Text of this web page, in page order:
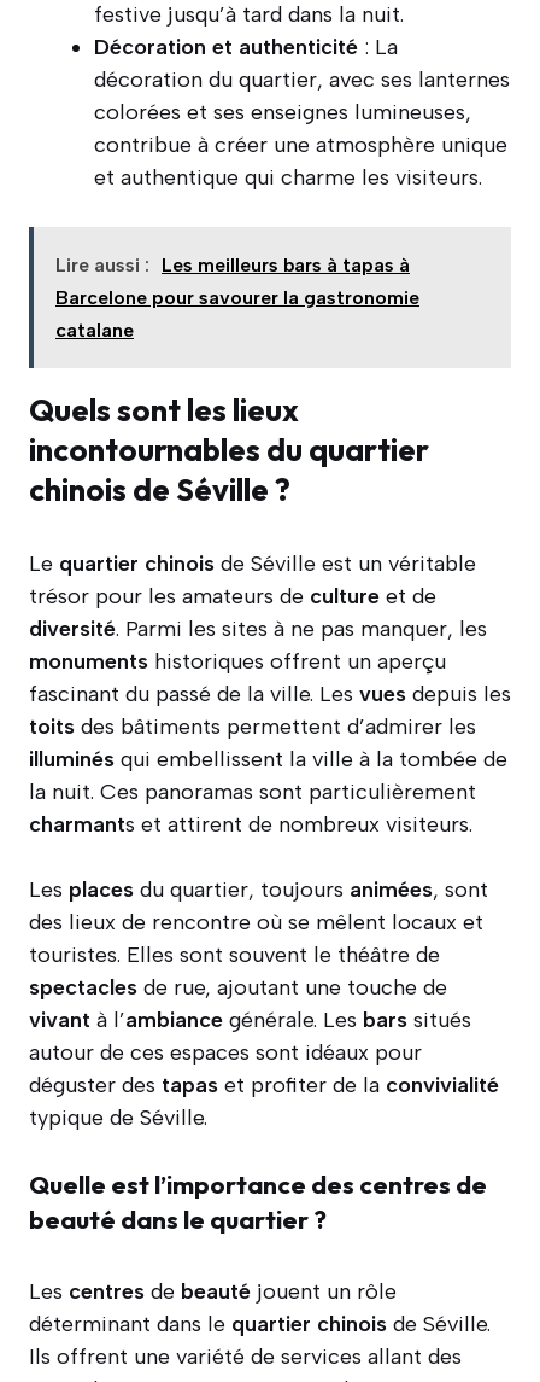
festive jusqu’à tard dans la nuit.
Décoration et authenticité : La
décoration du quartier, avec ses lanternes
colorées et ses enseignes lumineuses,
contribue à créer une atmosphère unique
et authentique qui charme les visiteurs.
Lire aussi :
Les meilleurs bars à tapas à
Barcelone pour savourer la gastronomie
catalane
Quels sont les lieux
incontournables du quartier
chinois de Séville ?
Le quartier chinois de Séville est un véritable
trésor pour les amateurs de culture et de
diversité. Parmi les sites à ne pas manquer, les
monuments historiques offrent un aperçu
fascinant du passé de la ville. Les vues depuis les
toits des bâtiments permettent d’admirer les
illuminés qui embellissent la ville à la tombée de
la nuit. Ces panoramas sont particulièrement
charmants et attirent de nombreux visiteurs.
Les places du quartier, toujours animées, sont
des lieux de rencontre où se mêlent locaux et
touristes. Elles sont souvent le théâtre de
spectacles de rue, ajoutant une touche de
vivant à l’ambiance générale. Les bars situés
autour de ces espaces sont idéaux pour
déguster des tapas et profiter de la convivialité
typique de Séville.
Quelle est l’importance des centres de
beauté dans le quartier ?
Les centres de beauté jouent un rôle
déterminant dans le quartier chinois de Séville.
Ils offrent une variété de services allant des